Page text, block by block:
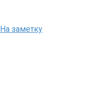
На заметку